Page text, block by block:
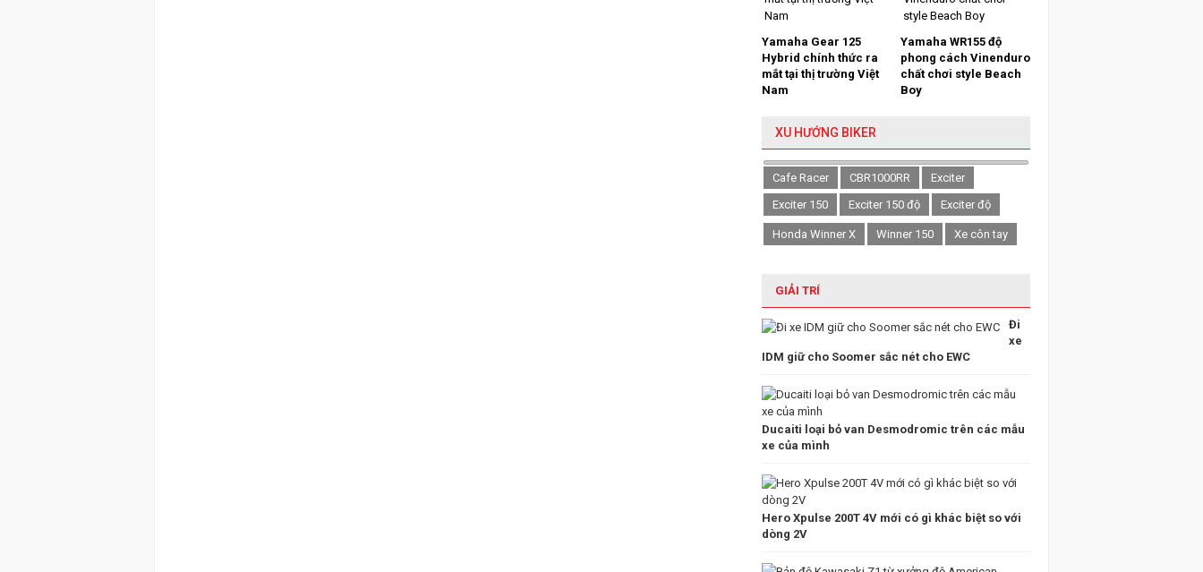
Yamaha Gear 125
Hybrid chính thức ra
mắt tại thị trường Việt
Nam
Yamaha WR155 độ
phong cách Vinenduro
chất chơi style Beach
Boy
XU HƯỚNG BIKER
Cafe Racer CBR1000RR
Exciter
Exciter 150
Exciter 150 độ Exciter độ
Honda Winner X Winner 150 Xe côn tay
GIẢI TRÍ
Đi
xe
IDM giữ cho Soomer sắc nét cho EWC
Ducaiti loại bỏ van Desmodromic trên các mẫu
xe của mình
Hero Xpulse 200T 4V mới có gì khác biệt so với
dòng 2V